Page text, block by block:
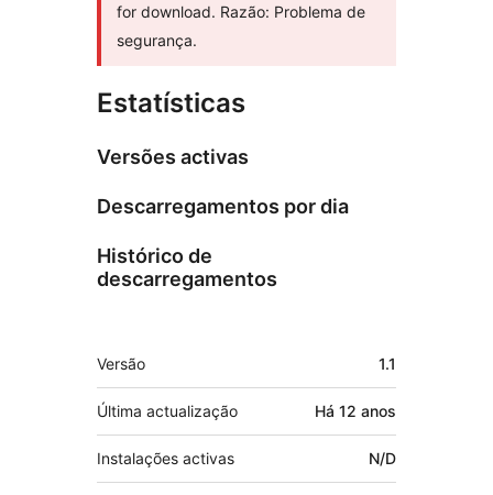
for download. Razão: Problema de
segurança.
Estatísticas
Versões activas
Descarregamentos por dia
Histórico de
descarregamentos
Metadados
Versão 1.1
Última actualização Há 12 anos
Instalações activas N/D